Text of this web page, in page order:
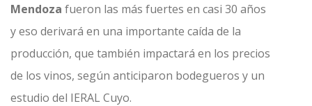
Mendoza fueron las más fuertes en casi 30 años
y eso derivará en una importante caída de la
producción, que también impactará en los precios
de los vinos, según anticiparon bodegueros y un
estudio del IERAL Cuyo.